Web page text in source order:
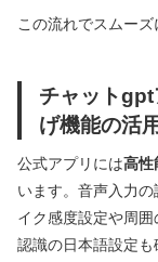
この流れでスムーズ
チャット
げ機能の活
公式アプリには高性
います。音声入力
イク感度設定や周
認識の日本語設定も